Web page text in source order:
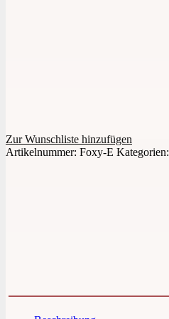
Zur Wunschliste hinzufügen
Artikelnummer: Foxy-E Kategorien: